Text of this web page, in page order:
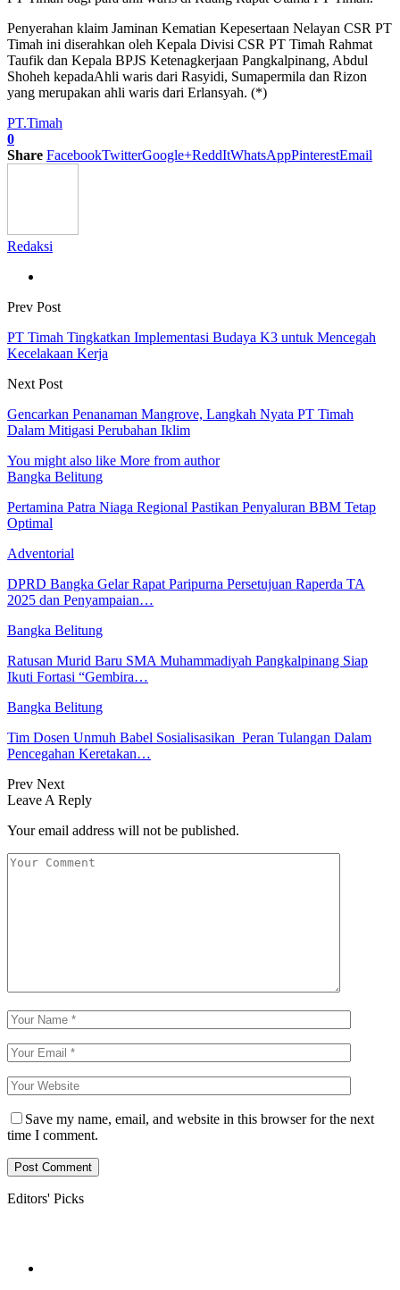
Penyerahan klaim Jaminan Kematian Kepesertaan Nelayan CSR PT
Timah ini diserahkan oleh Kepala Divisi CSR PT Timah Rahmat
Taufik dan Kepala BPJS Ketenagkerjaan Pangkalpinang, Abdul
Shoheh kepadaAhli waris dari Rasyidi, Sumapermila dan Rizon
yang merupakan ahli waris dari Erlansyah. (*)
PT.Timah
0
Share FacebookTwitterGoogle+ReddItWhatsAppPinterestEmail
Redaksi
Prev Post
PT Timah Tingkatkan Implementasi Budaya K3 untuk Mencegah
Kecelakaan Kerja
Next Post
Gencarkan Penanaman Mangrove, Langkah Nyata PT Timah
Dalam Mitigasi Perubahan Iklim
You might also like More from author
Bangka Belitung
Pertamina Patra Niaga Regional Pastikan Penyaluran BBM Tetap
Optimal
Adventorial
DPRD Bangka Gelar Rapat Paripurna Persetujuan Raperda TA
2025 dan Penyampaian…
Bangka Belitung
Ratusan Murid Baru SMA Muhammadiyah Pangkalpinang Siap
Ikuti Fortasi “Gembira…
Bangka Belitung
Tim Dosen Unmuh Babel Sosialisasikan Peran Tulangan Dalam
Pencegahan Keretakan…
Prev Next
Leave A Reply
Your email address will not be published.
Save my name, email, and website in this browser for the next
time I comment.
Editors' Picks